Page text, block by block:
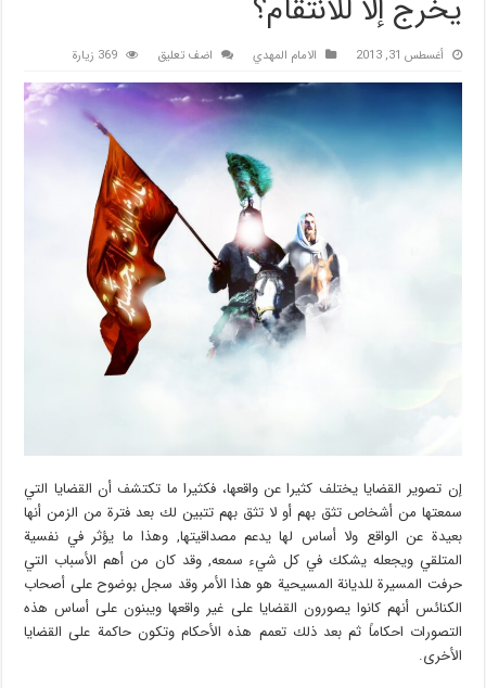
يخرج إلا للانتقام؟
أغسطس 31, 2013 الامام المهدي اضف تعليق 369 زيارة
إن تصوير القضايا يختلف كثيرا عن واقعها، فكثيرا ما تكتشف أن القضايا التي
سمعتها من أشخاص تثق بهم أو لا تثق بهم تتبين لك بعد فترة من الزمن أنها
بعيدة عن الواقع ولا أساس لها يدعم مصداقيتها, وهذا ما يؤثر في نفسية
المتلقي ويجعله يشكك في كل شيء سمعه, وقد كان من أهم الأسباب التي
حرفت المسيرة للديانة المسيحية هو هذا الأمر وقد سجل بوضوح على أصحاب
الكنائس أنهم كانوا يصورون القضايا على غير واقعها ويبنون على أساس هذه
التصورات احكاماً ثم بعد ذلك تعمم هذه الأحكام وتكون حاكمة على القضايا
الأخرى.